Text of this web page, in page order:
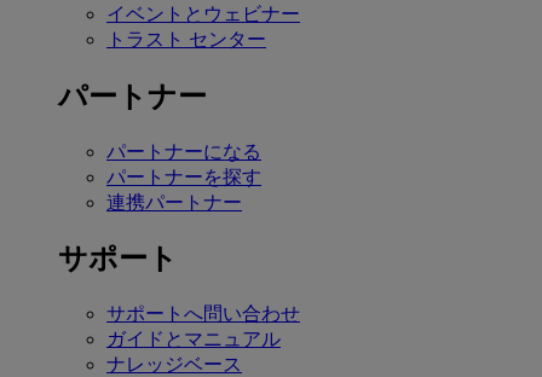
イベントとウェビナー
トラスト センター
パートナー
パートナーになる
パートナーを探す
連携パートナー
サポート
サポートへ問い合わせ
ガイドとマニュアル
ナレッジベース